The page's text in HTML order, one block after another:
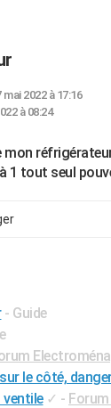
2022 à 17:16
à 08:24
mon
1 tout seul
- Guide
le côté,
✓ -